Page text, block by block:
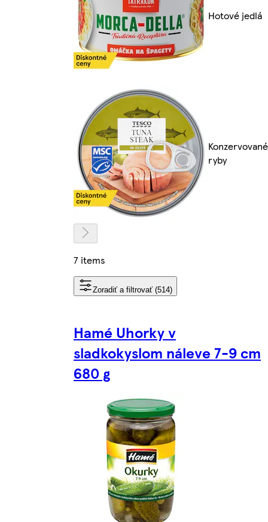
Hotové jedlá
Konzervované
ryby
7 items
Zoradiť a filtrovať (514)
Hamé Uhorky v
sladkokyslom náleve 7-9 cm
680 g